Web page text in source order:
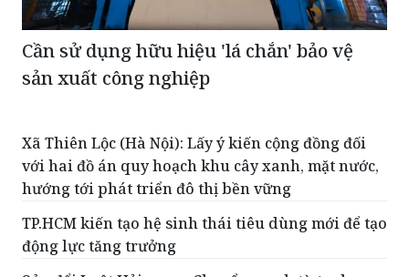
Cần sử dụng hữu hiệu 'lá chắn' bảo vệ
sản xuất công nghiệp
Xã Thiên Lộc (Hà Nội): Lấy ý kiến cộng đồng đối
với hai đồ án quy hoạch khu cây xanh, mặt nước,
hướng tới phát triển đô thị bền vững
TP.HCM kiến tạo hệ sinh thái tiêu dùng mới để tạo
động lực tăng trưởng